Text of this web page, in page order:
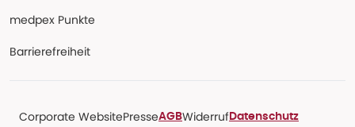
medpex Punkte
Barrierefreiheit
Corporate WebsitePresseAGBWiderruf Datenschutz